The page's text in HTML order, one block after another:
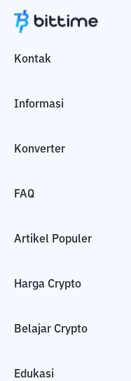
Kontak
Informasi
Konverter
FAQ
Artikel Populer
Harga Crypto
Belajar Crypto
Edukasi